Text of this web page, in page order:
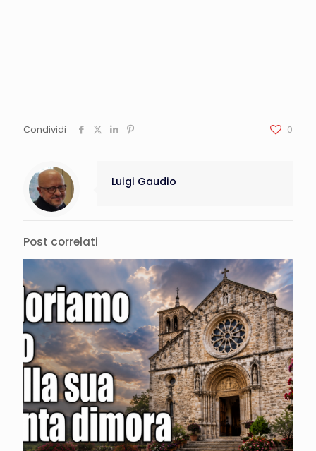
Condividi 0
Luigi Gaudio
Post correlati